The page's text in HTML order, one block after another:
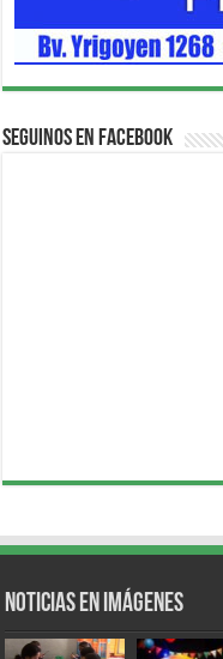
Seguinos en Facebook
Noticias en Imágenes